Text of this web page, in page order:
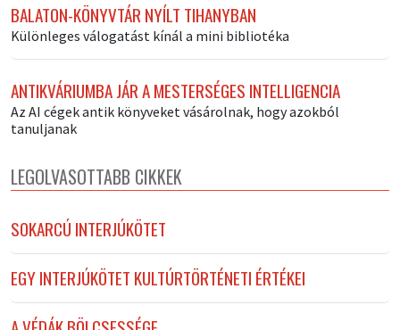
BALATON-KÖNYVTÁR NYÍLT TIHANYBAN
Különleges válogatást kínál a mini bibliotéka
ANTIKVÁRIUMBA JÁR A MESTERSÉGES INTELLIGENCIA
Az AI cégek antik könyveket vásárolnak, hogy azokból
tanuljanak
LEGOLVASOTTABB CIKKEK
SOKARCÚ INTERJÚKÖTET
EGY INTERJÚKÖTET KULTÚRTÖRTÉNETI ÉRTÉKEI